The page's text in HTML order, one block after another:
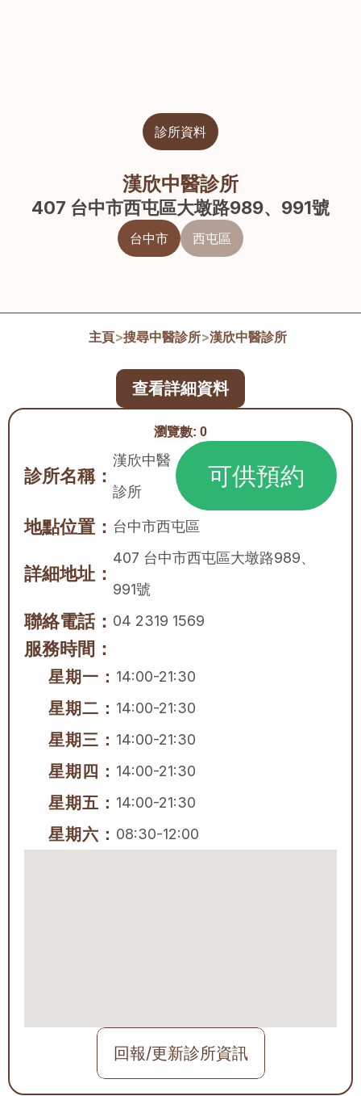
診所資料
漢欣中醫診所
407 台中市西屯區大墩路989、991號
台中市 西屯區
主頁>搜尋中醫診所>漢欣中醫診所
瀏覽數: 0
診所名稱：
漢欣中醫
診所
可供預約
地點位置： 台中市西屯區
詳細地址：
407 台中市西屯區大墩路989、
991號
聯絡電話： 04 2319 1569
服務時間：
星期一： 14:00-21:30
星期二： 14:00-21:30
星期三： 14:00-21:30
星期四： 14:00-21:30
星期五： 14:00-21:30
星期六： 08:30-12:00
回報/更新診所資訊
查看詳細資料